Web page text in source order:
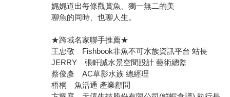
娓娓道出每條觀賞魚、獨一無二的美
聊魚的同時、也聊人生。
★跨域名家聯手推薦★
王忠敬 Fishbook非魚不可水族資訊平台 站長
JERRY 張軒誠水景空間設計 藝術總監
蔡俊彥 AC草影水族 總經理
梧桐 魚活通 產業顧問